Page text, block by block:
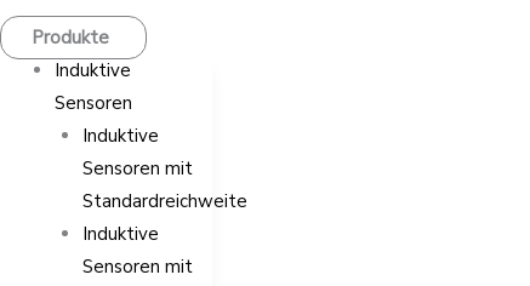
Produkte
Induktive
Sensoren
Induktive
Sensoren mit
Standardreichweite
Induktive
Sensoren mit